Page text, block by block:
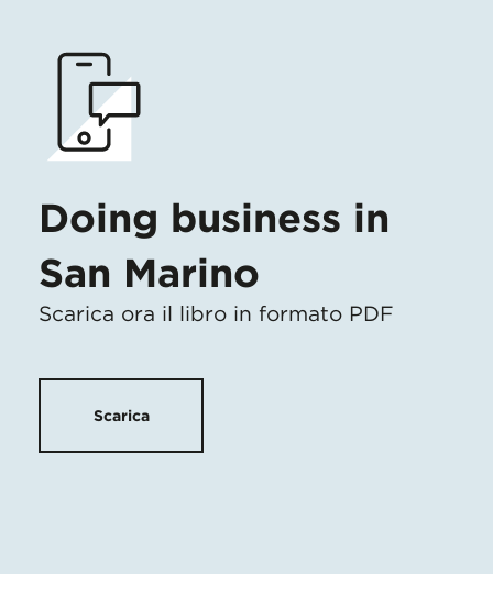
Doing business in
San Marino
Scarica ora il libro in formato PDF
Scarica